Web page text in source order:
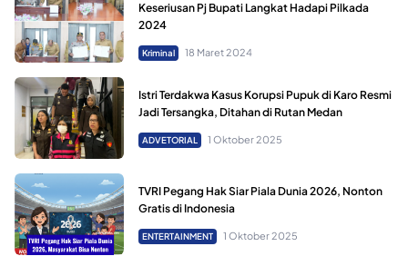
Keseriusan Pj Bupati Langkat Hadapi Pilkada
2024
Kriminal 18 Maret 2024
Istri Terdakwa Kasus Korupsi Pupuk di Karo Resmi
Jadi Tersangka, Ditahan di Rutan Medan
ADVETORIAL 1 Oktober 2025
TVRI Pegang Hak Siar Piala Dunia 2026, Nonton
Gratis di Indonesia
ENTERTAINMENT 1 Oktober 2025